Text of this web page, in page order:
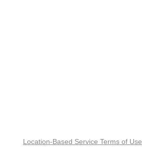
Location-Based Service Terms of Use